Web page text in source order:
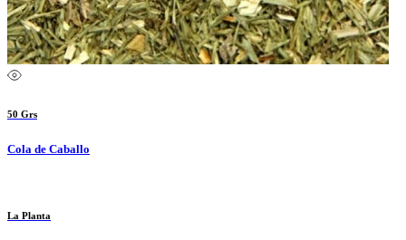
50 Grs
Cola de Caballo
La Planta